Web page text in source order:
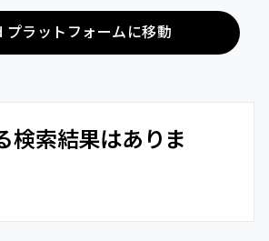
ラットフォームに移動
検索結果はありま